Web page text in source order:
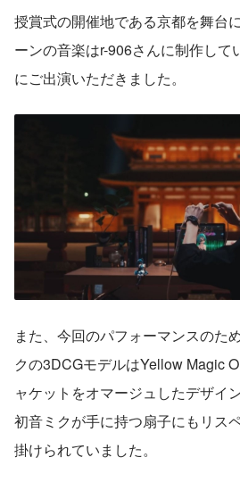
授賞式の開催地である京都を舞台
ーンの音楽はr-906さんに制作して
にご出演いただきました。
また、今回のパフォーマンスのた
クの3DCGモデルはYellow Magic
ャケットをオマージュしたデザイ
初音ミクが手に持つ扇子にもリス
掛けられていました。